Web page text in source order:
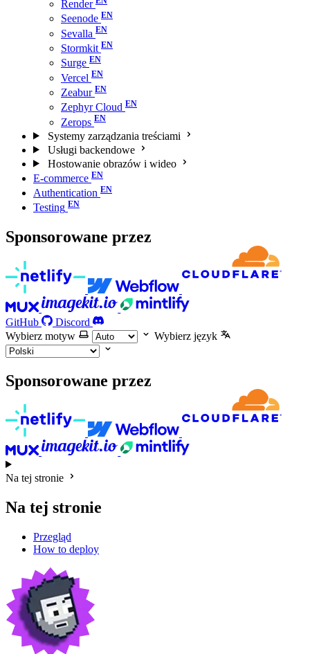
Render
Seenode
Sevalla
Stormkit
Surge
Vercel
Zeabur
Zephyr Cloud
Zerops
Systemy zarządzania treściami
Usługi backendowe
Hostowanie obrazów i wideo
E-commerce
Authentication
Testing
Sponsorowane przez
GitHub
Discord
Wybierz motyw
Wybierz język
Sponsorowane przez
Na tej stronie
Na tej stronie
Przegląd
How to deploy